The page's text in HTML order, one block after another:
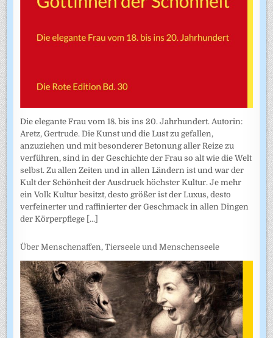
Die elegante Frau vom 18. bis ins 20. Jahrhundert. Autorin:
Aretz, Gertrude. Die Kunst und die Lust zu gefallen,
anzuziehen und mit besonderer Betonung aller Reize zu
verführen, sind in der Geschichte der Frau so alt wie die Welt
selbst. Zu allen Zeiten und in allen Ländern ist und war der
Kult der Schönheit der Ausdruck höchster Kultur. Je mehr
ein Volk Kultur besitzt, desto größer ist der Luxus, desto
verfeinerter und raffinierter der Geschmack in allen Dingen
der Körperpflege [...]
Über Menschenaffen, Tierseele und Menschenseele